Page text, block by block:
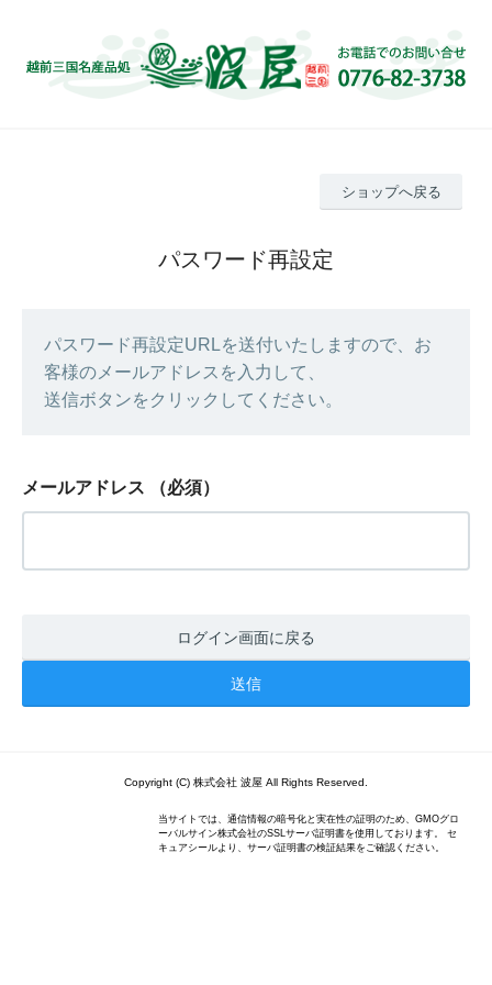
ショップへ戻る
パスワード再設定
パスワード再設定URLを送付いたしますので、お
客様のメールアドレスを入力して、
送信ボタンをクリックしてください。
メールアドレス （必須）
ログイン画面に戻る
Copyright (C) 株式会社 波屋 All Rights Reserved.
当サイトでは、通信情報の暗号化と実在性の証明のため、GMOグロ
ーバルサイン株式会社のSSLサーバ証明書を使用しております。 セ
キュアシールより、サーバ証明書の検証結果をご確認ください。